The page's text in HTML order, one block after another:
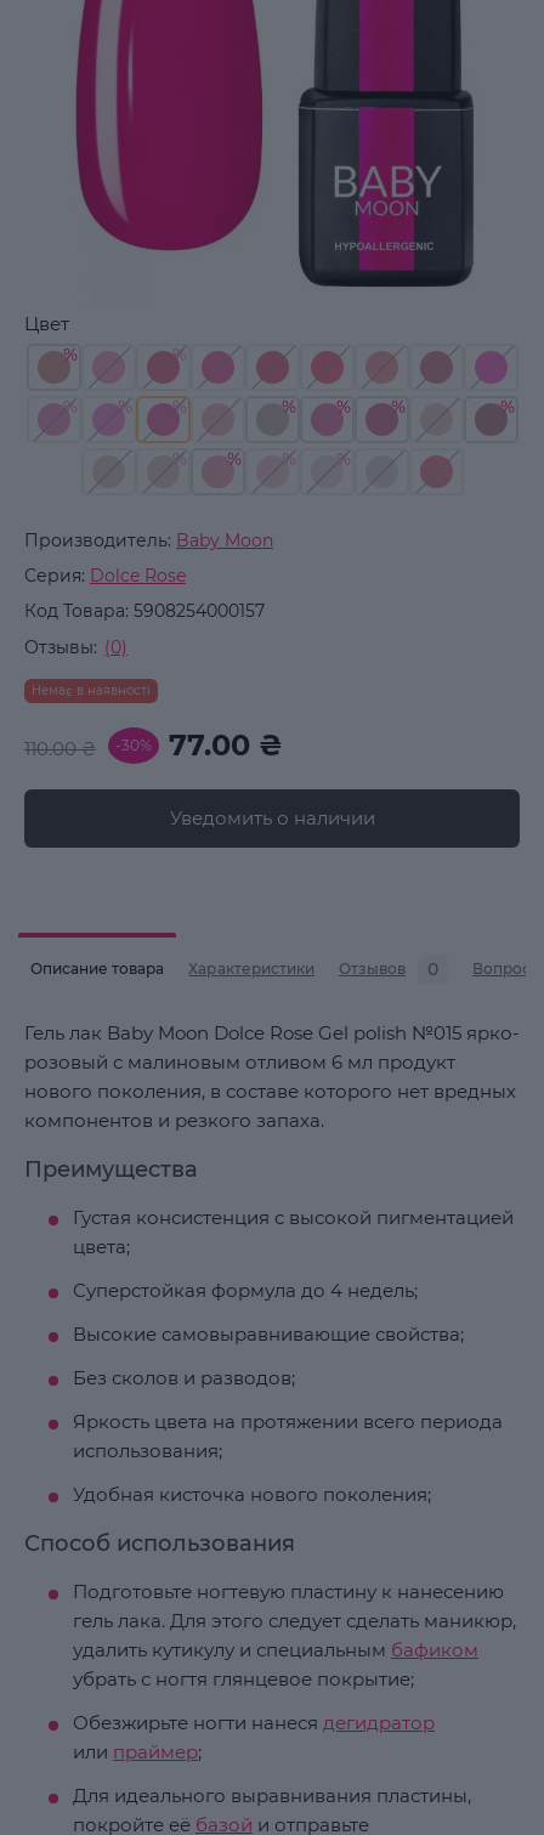
Производитель: Baby Moon
Серия: Dolce Rose
Код Товара: 5908254000157
Отзывы: (0)
Немає в наявності
Цвет
110.00 ₴ -30% 77.00 ₴
Уведомить о наличии
Описание товара Характеристики Отзывов 0 Вопросы
Гель лак Baby Moon Dolce Rose Gel polish №015 ярко-
розовый с малиновым отливом 6 мл продукт
нового поколения, в составе которого нет вредных
компонентов и резкого запаха.
Преимущества
Густая консистенция с высокой пигментацией
цвета;
Суперстойкая формула до 4 недель;
Высокие самовыравнивающие свойства;
Без сколов и разводов;
Яркость цвета на протяжении всего периода
использования;
Удобная кисточка нового поколения;
Способ использования
Подготовьте ногтевую пластину к нанесению
гель лака. Для этого следует сделать маникюр,
удалить кутикулу и специальным бафиком
убрать с ногтя глянцевое покрытие;
Обезжирьте ногти нанеся дегидратор
или праймер;
Для идеального выравнивания пластины,
покройте её базой и отправьте